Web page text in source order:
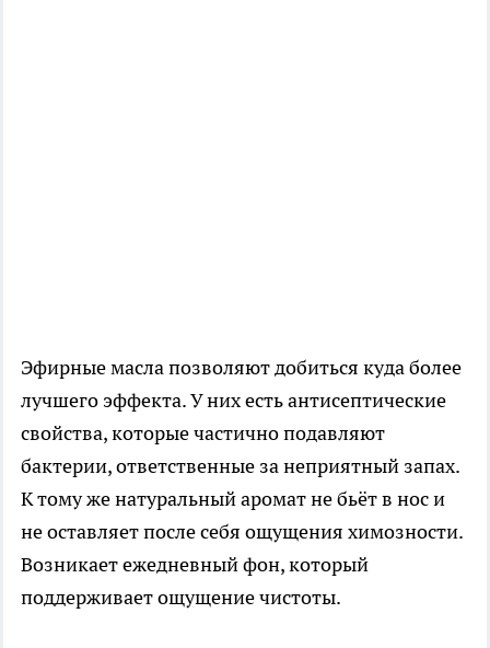
Эфирные масла позволяют добиться куда более
лучшего эффекта. У них есть антисептические
свойства, которые частично подавляют
бактерии, ответственные за неприятный запах.
К тому же натуральный аромат не бьёт в нос и
не оставляет после себя ощущения химозности.
Возникает ежедневный фон, который
поддерживает ощущение чистоты.